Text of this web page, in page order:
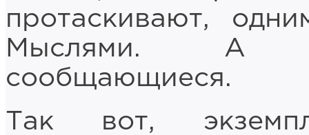
протаскивают,
Мыслями. А
сообщающиеся.
Так вот,